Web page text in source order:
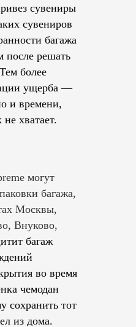
сувениры
сувениров
багажа
после решать
более
ущерба —
и времени,
не хватает.
могут
багажа,
Москвы,
Внуково,
багаж
во время
чемодан
сохранить тот
из дома.